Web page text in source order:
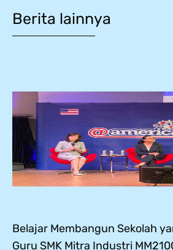
Berita lainnya
Belajar Membangun Sekolah
Guru SMK Mitra Industri